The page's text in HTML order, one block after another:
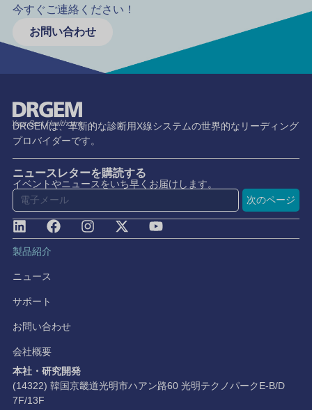
今すぐご連絡ください！
お問い合わせ
DRGEMは、革新的な診断用X線システムの世界的なリーディング
プロバイダーです。
ニュースレターを購読する
イベントやニュースをいち早くお届けします。
次のページ
製品紹介
ニュース
サポート
お問い合わせ
会社概要
本社・研究開発
(14322) 韓国京畿道光明市ハアン路60 光明テクノパークE-B/D
7F/13F